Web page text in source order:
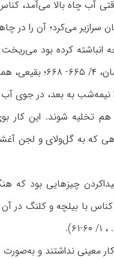
سرازیر می‌کرد؛ آن را در
کرده بود
۵۳).
به بعد، در جوی آب
که به گل‌ولای و لجن
چیزهایی بود
با بیلچه و کلنگ در آن
۶۱).
معینی نداشتند و